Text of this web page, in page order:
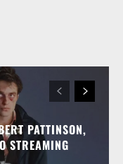
PATTINSON,
STREAMING